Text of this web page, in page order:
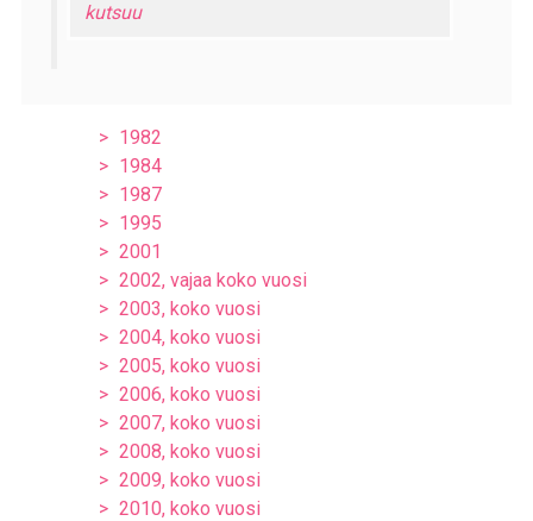
kutsuu
1982
1984
1987
1995
2001
2002, vajaa koko vuosi
2003, koko vuosi
2004, koko vuosi
2005, koko vuosi
2006, koko vuosi
2007, koko vuosi
2008, koko vuosi
2009, koko vuosi
2010, koko vuosi